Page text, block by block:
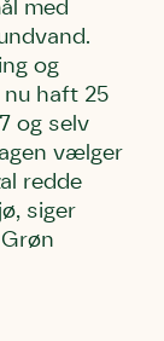
med
og
nu haft 25
og selv
vælger
redde
siger